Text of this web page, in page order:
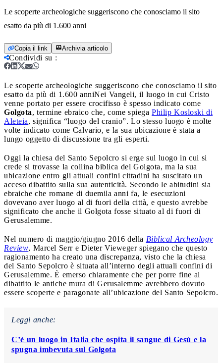
Le scoperte archeologiche suggeriscono che conosciamo il sito
esatto da più di 1.600 anni
Copia il link Archivia articolo
Condividi su :
Le scoperte archeologiche suggeriscono che conosciamo il sito
esatto da più di 1.600 anniNei Vangeli, il luogo in cui Cristo
venne portato per essere crocifisso è spesso indicato come
Golgota, termine ebraico che, come spiega Philip Kosloski di
Aleteia, significa “luogo del cranio”. Lo stesso luogo è molte
volte indicato come Calvario, e la sua ubicazione è stata a
lungo oggetto di discussione tra gli esperti.
Oggi la chiesa del Santo Sepolcro si erge sul luogo in cui si
crede si trovasse la collina biblica del Golgota, ma la sua
ubicazione entro gli attuali confini cittadini ha suscitato un
acceso dibattito sulla sua autenticità. Secondo le abitudini sia
ebraiche che romane di duemila anni fa, le esecuzioni
dovevano aver luogo al di fuori della città, e questo avrebbe
significato che anche il Golgota fosse situato al di fuori di
Gerusalemme.
Nel numero di maggio/giugno 2016 della Biblical Archeology
Review, Marcel Serr e Dieter Vieweger spiegano che questo
ragionamento ha creato una discrepanza, visto che la chiesa
del Santo Sepolcro è situata all’interno degli attuali confini di
Gerusalemme. È emerso chiaramente che per porre fine al
dibattito le antiche mura di Gerusalemme avrebbero dovuto
essere scoperte e paragonate all’ubicazione del Santo Sepolcro.
Leggi anche:
C’è un luogo in Italia che ospita il sangue di Gesù e la
spugna imbevuta sul Golgota